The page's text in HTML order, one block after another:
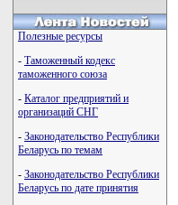
Полезные ресурсы
- Таможенный кодекс
таможенного союза
- Каталог предприятий и
организаций СНГ
- Законодательство Республики
Беларусь по темам
- Законодательство Республики
Беларусь по дате принятия